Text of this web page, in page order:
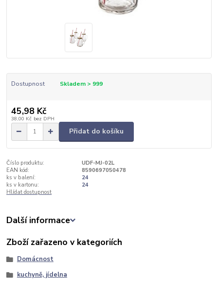
Dostupnost Skladem > 999
45,98 Kč
38,00 Kč bez DPH
Přidat do košíku
Číslo produktu:
UDF-MJ-02L
EAN kód:
8590697050478
ks v balení:
24
ks v kartonu:
24
Hlídat dostupnost
Další informace
Zboží zařazeno v kategoriích
Domácnost
kuchyně, jídelna